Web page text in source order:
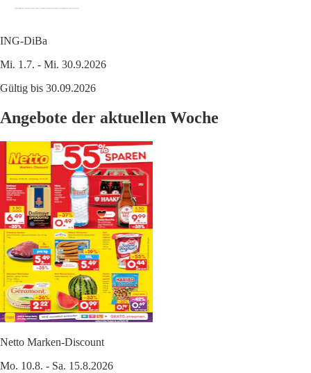
ING-DiBa
Mi. 1.7. - Mi. 30.9.2026
Gültig bis 30.09.2026
Angebote der aktuellen Woche
Netto Marken-Discount
Mo. 10.8. - Sa. 15.8.2026